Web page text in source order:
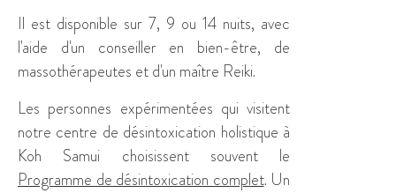
Il est disponible sur 7, 9 ou 14 nuits, avec
l'aide d'un conseiller en bien-être, de
massothérapeutes et d'un maître Reiki.
Les personnes expérimentées qui visitent
notre centre de désintoxication holistique à
Koh Samui choisissent souvent le
Programme de désintoxication complet. Un